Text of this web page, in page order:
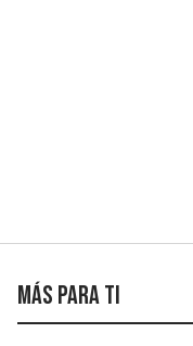
Más para ti